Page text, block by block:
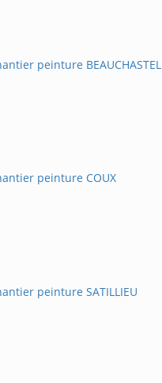
peinture BEAUCHASTEL
peinture COUX
peinture SATILLIEU